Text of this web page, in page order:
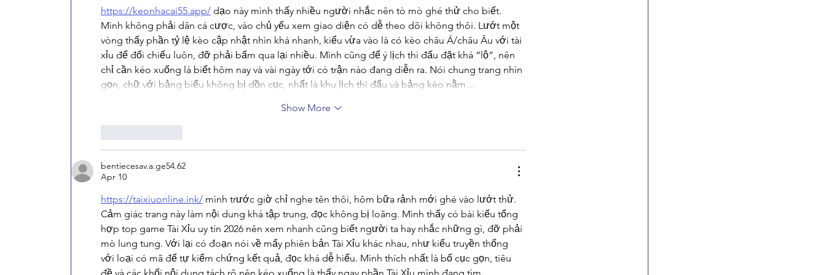
https://keonhacai55.app/ dạo này mình thấy nhiều người nhắc nên tò mò ghé thử cho biết.
Mình không phải dân cá cược, vào chủ yếu xem giao diện có dễ theo dõi không thôi. Lướt một
vòng thấy phần tỷ lệ kèo cập nhật nhìn khá nhanh, kiểu vừa vào là có kèo châu Á/châu Âu với tài
xỉu để đối chiếu luôn, đỡ phải bấm qua lại nhiều. Mình cũng để ý lịch thi đấu đặt khá “lộ”, nên
chỉ cần kéo xuống là biết hôm nay và vài ngày tới có trận nào đang diễn ra. Nói chung trang nhìn
gọn, chữ với bảng biểu không bị dồn cục, nhất là khu lịch thi đấu và bảng kèo nằm…
Show More
bentiecesav.a.ge54.62
Apr 10
https://taixiuonline.ink/ mình trước giờ chỉ nghe tên thôi, hôm bữa rảnh mới ghé vào lướt thử.
Cảm giác trang này làm nội dung khá tập trung, đọc không bị loãng. Mình thấy có bài kiểu tổng
hợp top game Tài Xỉu uy tín 2026 nên xem nhanh cũng biết người ta hay nhắc những gì, đỡ phải
mò lung tung. Với lại có đoạn nói về mấy phiên bản Tài Xỉu khác nhau, như kiểu truyền thống
với loại có mã để tự kiểm chứng kết quả, đọc khá dễ hiểu. Mình thích nhất là bố cục gọn, tiêu